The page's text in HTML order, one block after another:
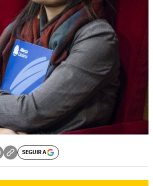
SEGUIR A